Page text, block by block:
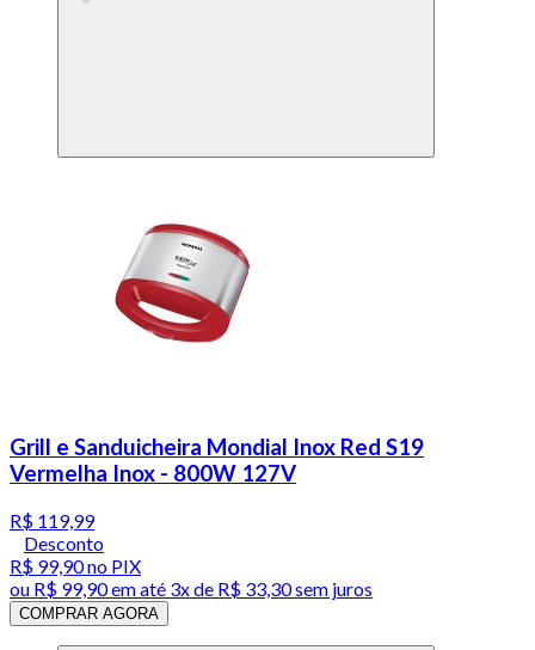
Grill e Sanduicheira Mondial Inox Red S19
Vermelha Inox - 800W 127V
R$ 119,99
Desconto
R$ 99,90no PIX
ou R$ 99,90em até 3x de R$ 33,30 sem juros
COMPRAR AGORA